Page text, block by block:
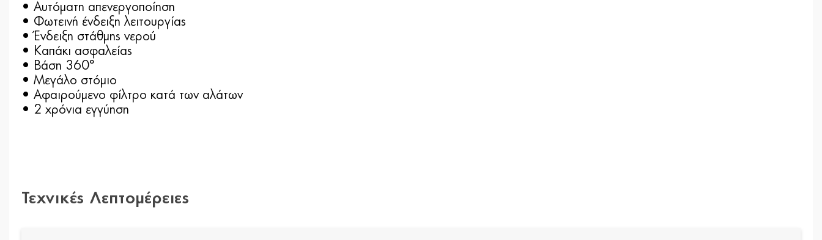
• Αυτόματη απενεργοποίηση
• Φωτεινή ένδειξη λειτουργίας
• Ένδειξη στάθμης νερού
• Καπάκι ασφαλείας
• Βάση 360°
• Μεγάλο στόμιο
• Αφαιρούμενο φίλτρο κατά των αλάτων
• 2 χρόνια εγγύηση
Τεχνικές Λεπτομέρειες